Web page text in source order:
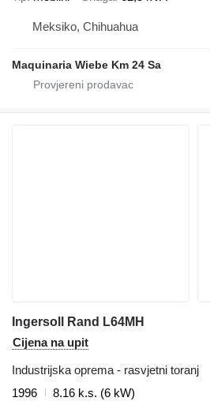
Meksiko, Chihuahua
Maquinaria Wiebe Km 24 Sa
Ingersoll Rand L64MH
Cijena na upit
Industrijska oprema - rasvjetni toranj
1996
8.16 k.s. (6 kW)